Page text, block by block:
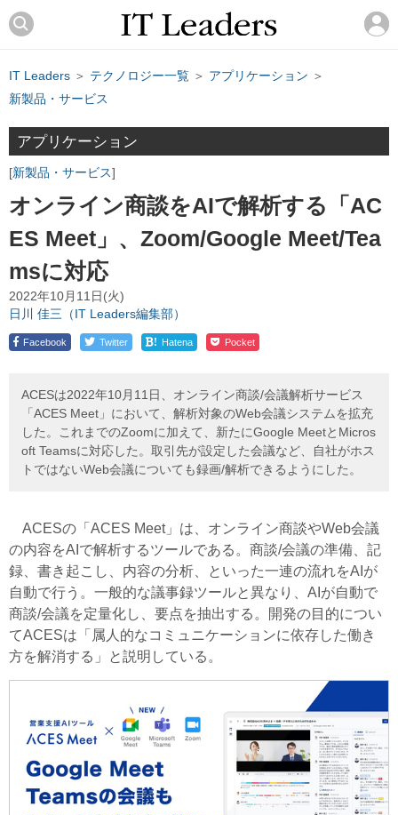
IT Leaders ＞ テクノロジー一覧 ＞ アプリケーション ＞
新製品・サービス
アプリケーション
新製品・サービス
オンライン商談をAIで解析する「AC
ES Meet」、Zoom/Google Meet/Tea
msに対応
2022年10月11日(火)
日川 佳三（IT Leaders編集部）
Facebook Twitter ! Hatena Pocket
ACESは2022年10月11日、オンライン商談/会議解析サービス
「ACES Meet」において、解析対象のWeb会議システムを拡充
した。これまでのZoomに加えて、新たにGoogle MeetとMicros
oft Teamsに対応した。取引先が設定した会議など、自社がホス
トではないWeb会議についても録画/解析できるようにした。
ACESの「ACES Meet」は、オンライン商談やWeb会議
の内容をAIで解析するツールである。商談/会議の準備、記
録、書き起こし、内容の分析、といった一連の流れをAIが
自動で行う。一般的な議事録ツールと異なり、AIが自動で
商談/会議を定量化し、要点を抽出する。開発の目的につい
てACESは「属人的なコミュニケーションに依存した働き
方を解消する」と説明している。